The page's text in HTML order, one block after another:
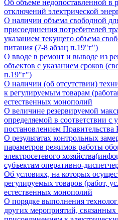
Об объеме недопоставленной в
отключений электрической
О наличии объема свободной
присоединения потребителей
указанием текущего объема
питания (7-8 абзац п.19"г")
О вводе в ремонт и выводе из
объектов с указанием сроков
п.19"г")
О наличии (об отсутствии)
к регулируемым товарам
естественных монополий
О величине резервируемой
определяемой в соответствии с
постановлением
О результатах контрольных
параметров режимов работы
электросетевого
субъектам оперативно-
Об условиях, на которых
регулируемых товаров (работ,
естественных монополий
О порядке выполнения
других мероприятий,